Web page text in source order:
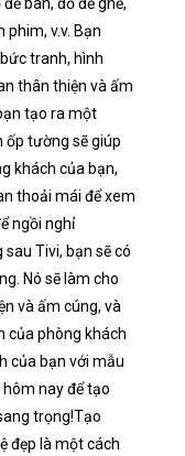
phim, v.v. Bạn
tranh, hình
thân thiện và ấm
tạo ra một
ốp tường sẽ giúp
khách của bạn,
thoải mái để xem
ngồi nghỉ
Tivi, bạn sẽ có
Nó sẽ làm cho
và ấm cúng, và
của phòng khách
của bạn với mẫu
nay để tạo
trọng!Tạo
đẹp là một cách